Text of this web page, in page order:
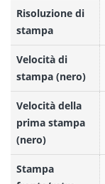
Risoluzione di
stampa
Velocità di
stampa (nero)
Velocità della
prima stampa
(nero)
Stampa